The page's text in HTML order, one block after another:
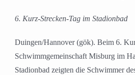
6. Kurz-Strecken-Tag im Stadionbad
Duingen/Hannover (gök). Beim 6.
Schwimmgemeinschaft Misburg im
Stadionbad zeigten die Schwimmer